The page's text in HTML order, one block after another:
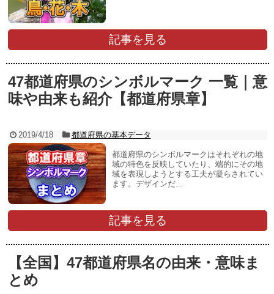
記事を見る
47都道府県のシンボルマーク 一覧｜意
味や由来も紹介【都道府県章】
2019/4/18 都道府県の基本データ
都道府県のシンボルマークはそれぞれの地
域の特色を反映していたり、端的にその地
域を表現しようとする工夫が凝らされてい
ます。デザインだ...
記事を見る
【全国】47都道府県名の由来・意味ま
とめ